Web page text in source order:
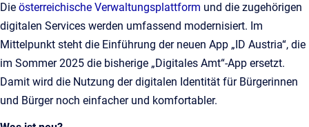
Die österreichische Verwaltungsplattform und die zugehörigen
digitalen Services werden umfassend modernisiert. Im
Mittelpunkt steht die Einführung der neuen App „ID Austria“, die
im Sommer 2025 die bisherige „Digitales Amt“-App ersetzt.
Damit wird die Nutzung der digitalen Identität für Bürgerinnen
und Bürger noch einfacher und komfortabler.